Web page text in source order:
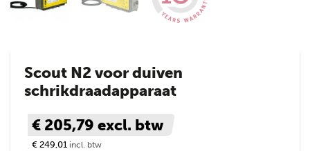
Scout N2 voor duiven
schrikdraadapparaat
€ 205,79 excl. btw
€ 249,01 incl. btw